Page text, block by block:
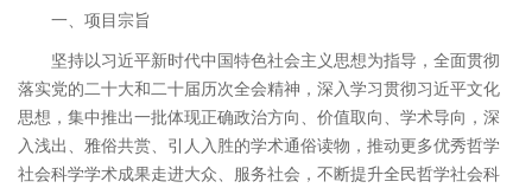
一、项目宗旨
坚持以习近平新时代中国特色社会主义思想为指导，全面贯彻
落实党的二十大和二十届历次全会精神，深入学习贯彻习近平文化
思想，集中推出一批体现正确政治方向、价值取向、学术导向，深
入浅出、雅俗共赏、引人入胜的学术通俗读物，推动更多优秀哲学
社会科学学术成果走进大众、服务社会，不断提升全民哲学社会科